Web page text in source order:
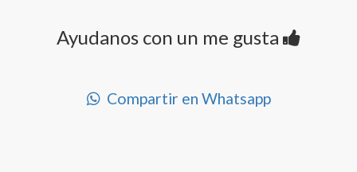
Ayudanos con un me gusta
Compartir en Whatsapp